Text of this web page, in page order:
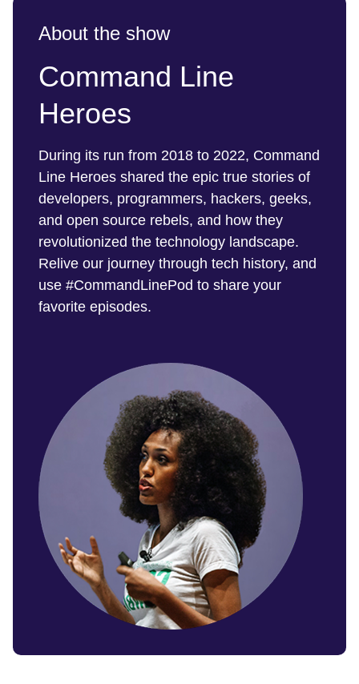
About the show
Command Line
Heroes
During its run from 2018 to 2022, Command
Line Heroes shared the epic true stories of
developers, programmers, hackers, geeks,
and open source rebels, and how they
revolutionized the technology landscape.
Relive our journey through tech history, and
use #CommandLinePod to share your
favorite episodes.